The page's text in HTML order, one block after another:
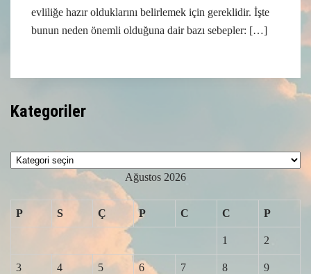
evliliğe hazır olduklarını belirlemek için gereklidir. İşte
bunun neden önemli olduğuna dair bazı sebepler: […]
Kategoriler
Kategoriler
Ağustos 2026
P S Ç P C C P
1 2
3 4 5 6 7 8 9